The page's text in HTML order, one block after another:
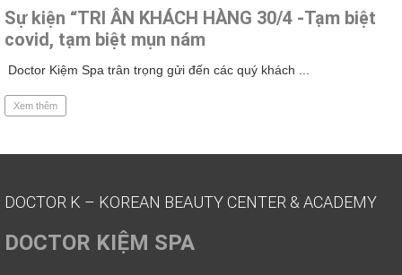
Sự kiện “TRI ÂN KHÁCH HÀNG 30/4 -Tạm biệt
covid, tạm biệt mụn nám
Doctor Kiệm Spa trân trọng gửi đến các quý khách ...
Xem thêm
DOCTOR K – KOREAN BEAUTY CENTER & ACADEMY
DOCTOR KIỆM SPA